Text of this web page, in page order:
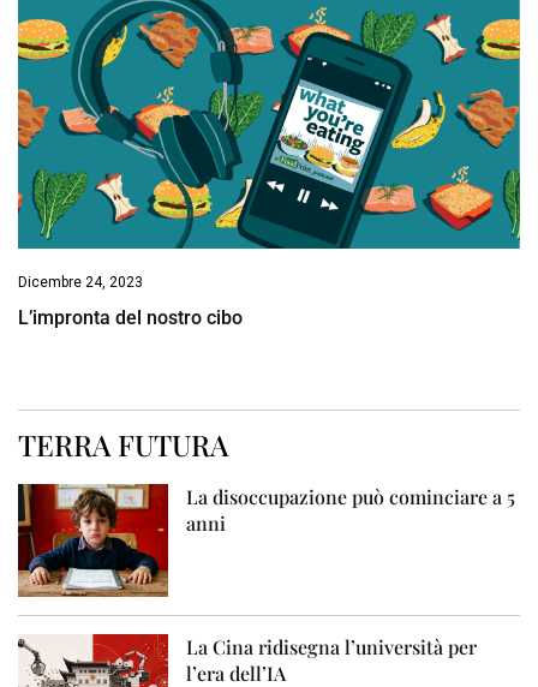
Dicembre 24, 2023
L’impronta del nostro cibo
TERRA FUTURA
La disoccupazione può cominciare a 5
anni
La Cina ridisegna l’università per
l’era dell’IA